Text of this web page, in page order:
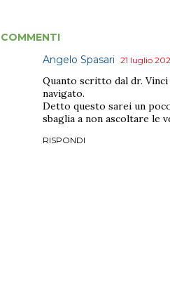
COMMENTI
Angelo Spasari 21 luglio
Quanto scritto dal dr.
navigato.
Detto questo sarei un
sbaglia a non ascoltare le
RISPONDI